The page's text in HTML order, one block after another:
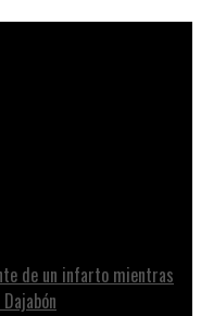
de un infarto mientras